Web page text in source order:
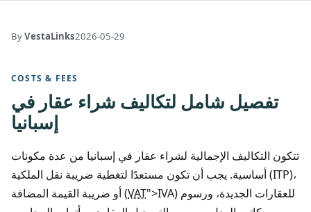
ByVestaLinks2026-05-29
COSTS & FEES
تفصيل شامل لتكاليف شراء عقار في
إسبانيا
تتكون التكاليف الإجمالية لشراء عقار في إسبانيا من عدة مكونات
أساسية. يجب أن تكون مستعدًا لتغطية ضريبة نقل الملكية (ITP)،
أو ضريبة القيمة المضافة (VAT">IVA) للعقارات الجديدة، ورسوم